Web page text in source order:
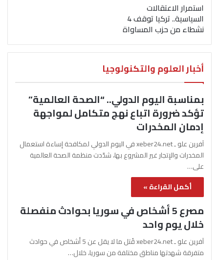
استمرار الاعتقالات
السياسية.. تركيا توقف 4
نشطاء من حزب المساواة
أخبار العلوم والتكنولوجيا
بمناسبة اليوم الدولي.. “الصحة العالمية”
تؤكد ضرورة اتباع نهج متكامل لمواجهة
إدمان المخدرات
آفرين علو ـ xeber24.net في اليوم الدولي لمكافحة إساءة استعمال
المخدرات والإتجار غير المشروع بها، شدّدت منظمة الصحة العالمية
على…
أكمل القراءة »
مصرع 5 أشخاص في سوريا بحوادث منفصلة
خلال يوم واحد
آفرين علو ـ xeber24.net قُتل ما لا يقل عن 5 أشخاص في حوادث
متفرقة شهدتها مناطق مختلفة من سوريا، خلال…